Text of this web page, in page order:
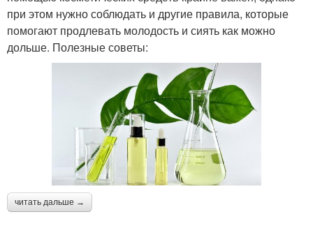
при этом нужно соблюдать и другие правила, которые
помогают продлевать молодость и сиять как можно
дольше. Полезные советы:
читать дальше →